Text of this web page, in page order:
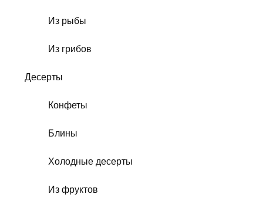
Из рыбы
Из грибов
Десерты
Конфеты
Блины
Холодные десерты
Из фруктов